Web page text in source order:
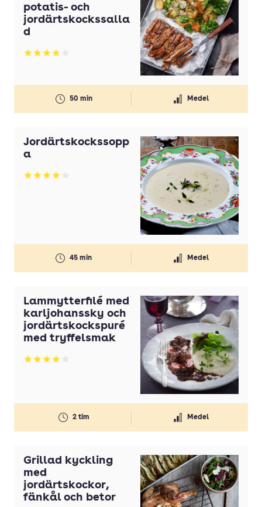
Olja
Pasta
Potatis(ar)
Purjolök(ar)
Tomater
Tomatpuré
Ägg
potatis- och
jordärtskockssalla
d
Betyg: 3.81 av 5
50 min Medel
Jordärtskockssopp
a
Betyg: 3.95 av 5
45 min Medel
Lammytterfilé med
karljohanssky och
jordärtskockspuré
med tryffelsmak
Betyg: 3.84 av 5
2 tim Medel
Grillad kyckling
med
jordärtskockor,
fänkål och betor